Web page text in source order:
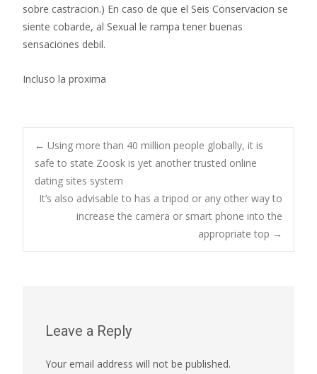
sobre castracion.) En caso de que el Seis Conservacion se
siente cobarde, al Sexual le rampa tener buenas
sensaciones debil.
Incluso la proxima
Post
navigation
← Using more than 40 million people globally, it is
safe to state Zoosk is yet another trusted online
dating sites system
It’s also advisable to has a tripod or any other way to
increase the camera or smart phone into the
appropriate top →
Leave a Reply
Your email address will not be published.